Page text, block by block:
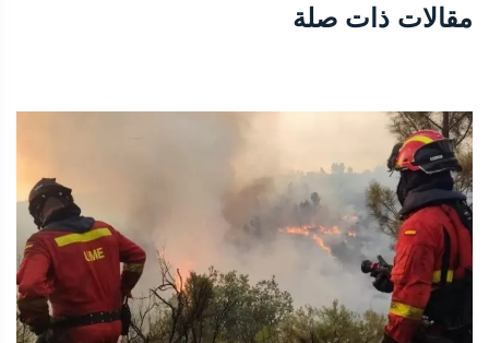
مقالات ذات صلة